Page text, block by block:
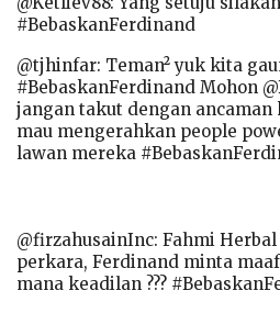
#BebaskanFerdinand
@tjhinfar: Teman² yuk kita
#BebaskanFerdinand Mohon
jangan takut dengan
mau mengerahkan people
lawan mereka
@firzahusainInc: Fahmi
perkara, Ferdinand minta
mana keadilan ???